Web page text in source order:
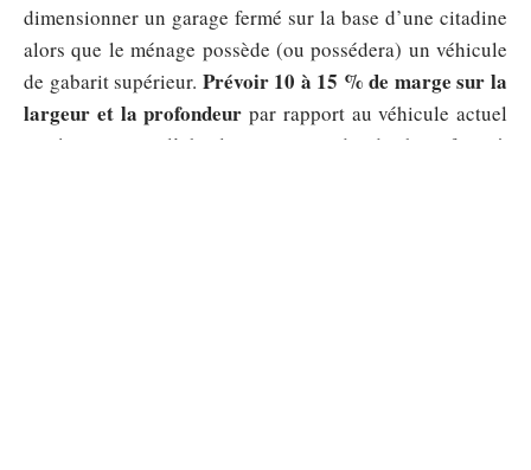
dimensionner un garage fermé sur la base d’une citadine
alors que le ménage possède (ou possédera) un véhicule
de gabarit supérieur. Prévoir 10 à 15 % de marge sur la
largeur et la profondeur par rapport au véhicule actuel
protège contre l’obsolescence rapide du box face à